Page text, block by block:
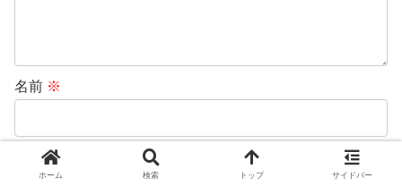
名前 ※
メール
ホーム 検索 トップ サイドバー